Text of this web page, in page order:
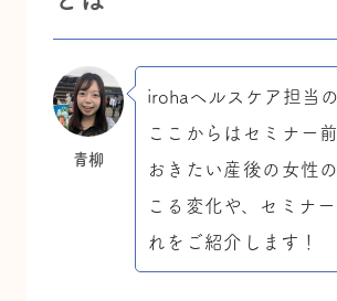
青柳
irohaヘルスケア担当の
ここからはセミナー
おきたい産後の女性
こる変化や、セミナ
れをご紹介します！